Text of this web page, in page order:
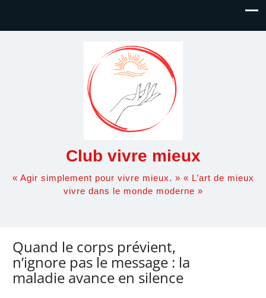
Club vivre mieux
« Agir simplement pour vivre mieux. » « L’art de mieux
vivre dans le monde moderne »
Quand le corps prévient,
n’ignore pas le message : la
maladie avance en silence